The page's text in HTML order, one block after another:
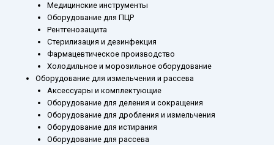
Медицинские инструменты
Оборудование для ПЦР
Рентгенозащита
Стерилизация и дезинфекция
Фармацевтическое производство
Холодильное и морозильное оборудование
Оборудование для измельчения и рассева
Аксессуары и комплектующие
Оборудование для деления и сокращения
Оборудование для дробления и измельчения
Оборудование для истирания
Оборудование для рассева